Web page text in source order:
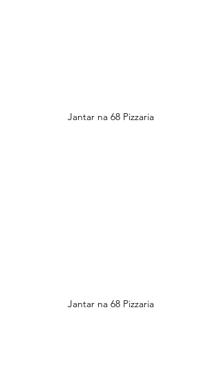
Jantar na 68 Pizzaria
Jantar na 68 Pizzaria